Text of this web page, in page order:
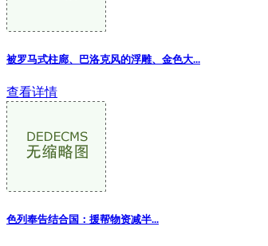
被罗马式柱廊、巴洛克风的浮雕、金色大...
查看详情
色列奉告结合国：援帮物资减半...